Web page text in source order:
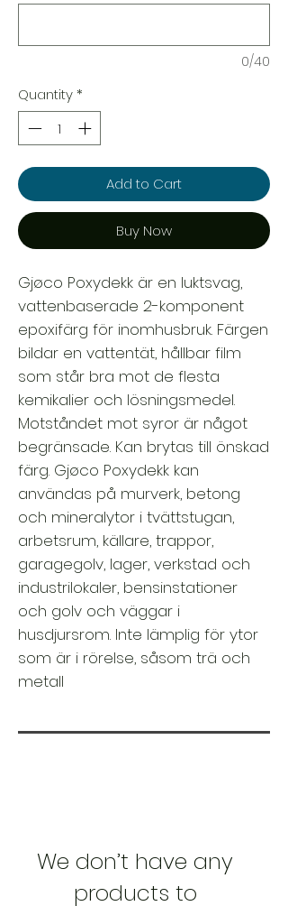
0/40
Quantity*
Add to Cart
Buy Now
Gjøco Poxydekk är en luktsvag,
vattenbaserade 2-komponent
epoxifärg för inomhusbruk. Färgen
bildar en vattentät, hållbar film
som står bra mot de flesta
kemikalier och lösningsmedel.
Motståndet mot syror är något
begränsade. Kan brytas till önskad
färg. Gjøco Poxydekk kan
användas på murverk, betong
och mineralytor i tvättstugan,
arbetsrum, källare, trappor,
garagegolv, lager, verkstad och
industrilokaler, bensinstationer
och golv och väggar i
husdjursrom. Inte lämplig för ytor
som är i rörelse, såsom trä och
metall
We don’t have any
products to